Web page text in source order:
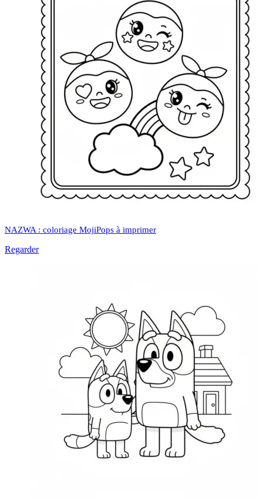
NAZWA : coloriage MojiPops à imprimer
Regarder